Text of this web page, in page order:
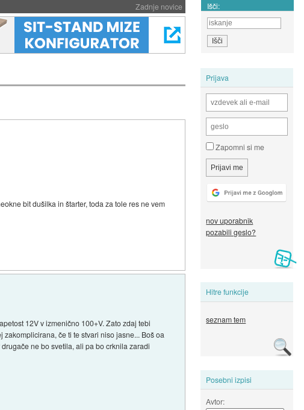
Zadnje novice Išči:
Prijava
Zapomni si me
nov uporabnik
pozabili geslo?
Hitre funkcije
seznam tem
Posebni izpisi
Avtor:
bit dušilka in štarter, toda za tole res ne vem
12V v izmenično 100+V. Zato zdaj tebi
če ti te stvari niso jasne... Boš oa
ne bo svetila, ali pa bo crknila zaradi